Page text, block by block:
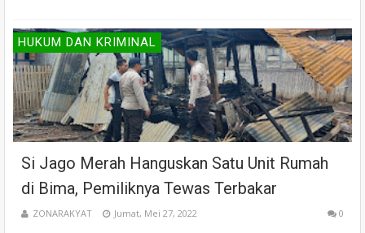
HUKUM DAN KRIMINAL
Si Jago Merah Hanguskan Satu Unit Rumah
di Bima, Pemiliknya Tewas Terbakar
ZONARAKYAT Jumat, Mei 27, 2022 0